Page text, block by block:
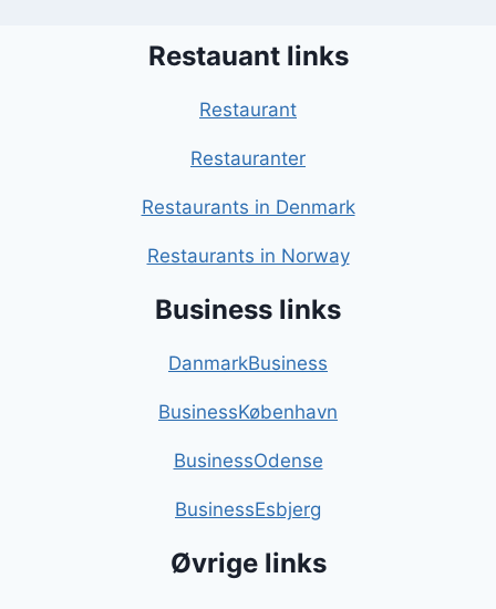
Restauant links
Restaurant
Restauranter
Restaurants in Denmark
Restaurants in Norway
Business links
DanmarkBusiness
BusinessKøbenhavn
BusinessOdense
BusinessEsbjerg
Øvrige links